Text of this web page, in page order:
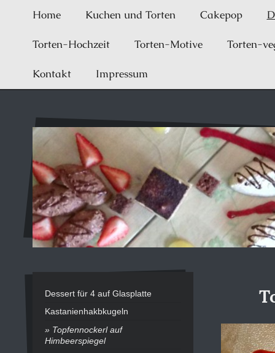
Home Kuchen und Torten Cakepop
Torten-Hochzeit Torten-Motive Torten-
Kontakt Impressum
Dessert für 4 auf Glasplatte
Kastanienhakbkugeln
Topfennockerl auf
Himbeerspiegel